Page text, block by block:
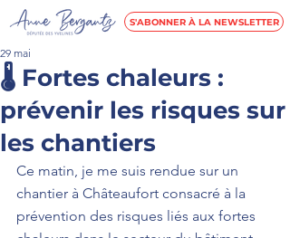
S'ABONNER À LA NEWSLETTER
🌡️ Fortes chaleurs :
prévenir les risques sur
les chantiers
29 mai
Ce matin, je me suis rendue sur un
chantier à Châteaufort consacré à la
prévention des risques liés aux fortes